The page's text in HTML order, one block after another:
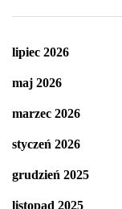
lipiec 2026
maj 2026
marzec 2026
styczeń 2026
grudzień 2025
listopad 2025